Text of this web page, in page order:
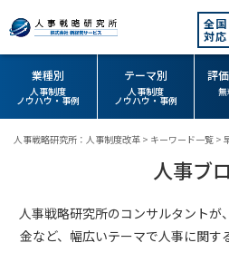
全国
対応
業種別
人事制度
ノウハウ・事例
テーマ別
人事制度
ノウハウ・事例
評
人事戦略研究所：人事制度改革 > キーワード一覧 >
人事ブ
人事戦略研究所のコンサルタントが
金など、幅広いテーマで人事に関す